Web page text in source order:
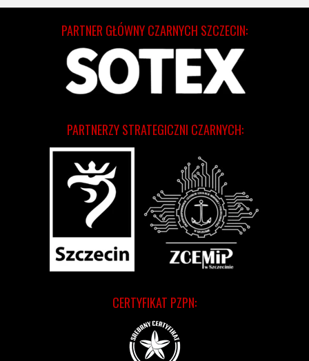
CERTYFIKAT PZPN:
PARTNERZY STRATEGICZNI CZARNYCH:
PARTNER GŁÓWNY CZARNYCH SZCZECIN: